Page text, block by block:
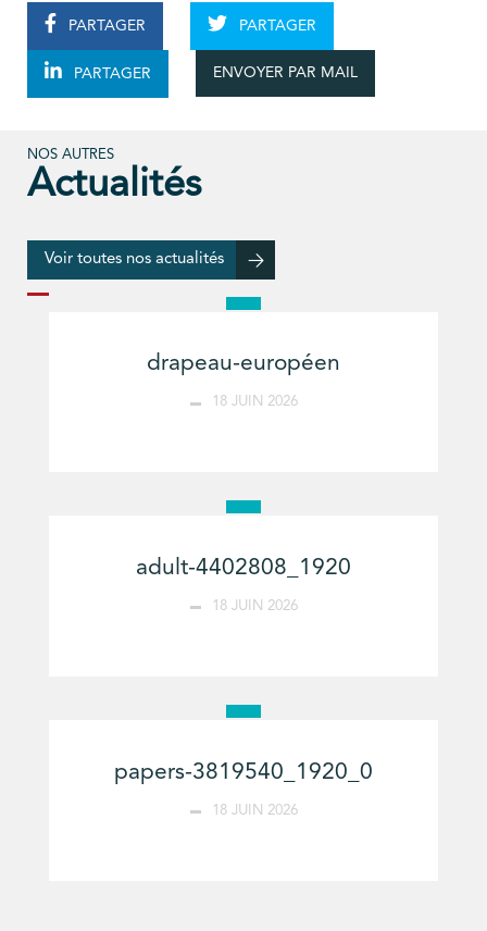
PARTAGER PARTAGER
PARTAGER ENVOYER PAR MAIL
NOS AUTRES
Actualités
Voir toutes nos actualités
drapeau-européen
18 JUIN 2026
adult-4402808_1920
18 JUIN 2026
papers-3819540_1920_0
18 JUIN 2026